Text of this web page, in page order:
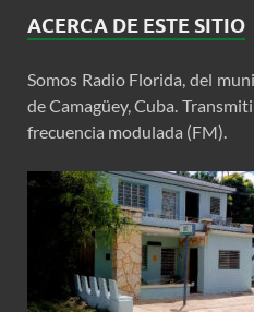
ACERCA DE ESTE SITIO
Somos Radio Florida, del
de Camagüey, Cuba.
frecuencia modulada (FM).